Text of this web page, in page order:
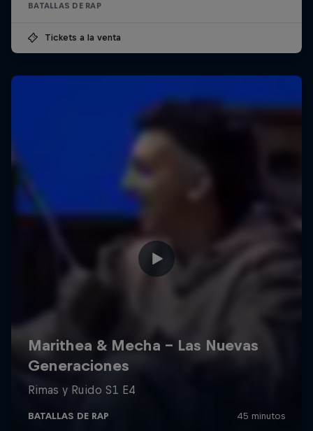
BATALLAS DE RAP
Tickets a la venta